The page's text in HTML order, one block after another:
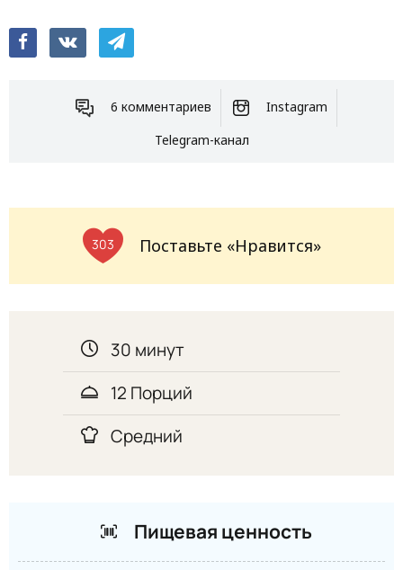
6 комментариев
Instagram
Telegram-канал
303 Поставьте «Нравится»
30 минут
12 Порций
Средний
Пищевая ценность